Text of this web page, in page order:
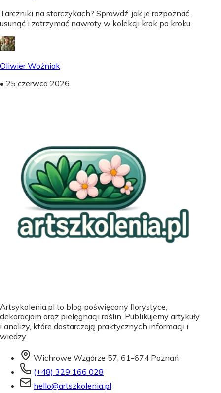
Tarczniki na storczykach? Sprawdź, jak je rozpoznać,
usunąć i zatrzymać nawroty w kolekcji krok po kroku.
Oliwier Woźniak
• 25 czerwca 2026
Artsykolenia.pl to blog poświęcony florystyce,
dekoracjom oraz pielęgnacji roślin. Publikujemy artykuły
i analizy, które dostarczają praktycznych informacji i
wiedzy.
Wichrowe Wzgórze 57, 61-674 Poznań
(+48) 329 166 028
hello@artszkolenia.pl